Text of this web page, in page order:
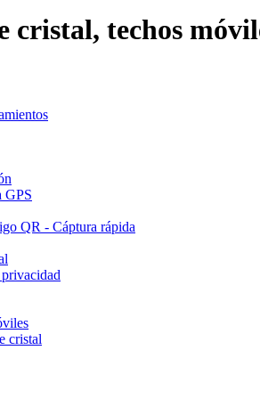
cristal, techos
GPS
QR - Cáptura rápida
cristal